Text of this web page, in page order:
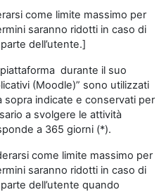
come limite massimo per
saranno ridotti in caso di
dell’utente.]
durante il suo
(Moodle)” sono utilizzati
indicate e conservati per
a svolgere le attività
a 365 giorni (*).
come limite massimo per
saranno ridotti in caso di
dell’utente quando